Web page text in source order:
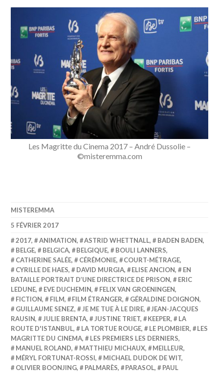
Les Magritte du Cinema 2017 – André Dussolie –
©misteremma.com
MISTEREMMA
5 FÉVRIER 2017
2017, ANIMATION, ASTRID WHETTNALL, BADEN BADEN,
BELGE, BELGICA, BELGIQUE, BOULI LANNERS,
CATHERINE SALÉE, CÉRÉMONIE, COURT-MÉTRAGE,
CYRILLE DE HAES, DAVID MURGIA, ELISE ANCION,
EN
BATAILLE PORTRAIT D’UNE DIRECTRICE DE PRISON,
ERIC
LEDUNE, EVE DUCHEMIN, FELIX VAN GROENINGEN,
FICTION, FILM, FILM ÉTRANGER, GÉRALDINE DOIGNON,
GUILLAUME SENEZ, JE ME TUE À LE DIRE,
JEAN-JACQUES
RAUSIN, JULIE BRENTA, JUSTINE TRIET, KEEPER,
LA
ROUTE D'ISTANBUL, LA TORTUE ROUGE, LE PLOMBIER,
LES
MAGRITTE DU CINEMA, LES PREMIERS LES DERNIERS,
MANUEL ROLAND, MATTHIEU MICHAUX, MEILLEUR,
MÉRYL FORTUNAT-ROSSI, MICHAEL DUDOK DE WIT,
OLIVIER BOONJING, PALMARÈS, PARASOL,
PAUL